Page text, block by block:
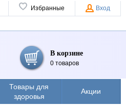
Избранные Вход
В корзине
0 товаров
Товары для
здоровья
Акции